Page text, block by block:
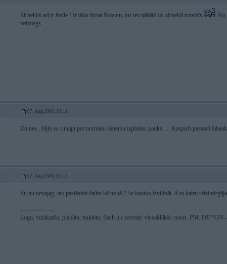
Zirneklis arī ir štelle ! Ir tāda firma Novum, tur tev tāāāāā`du zirnekli uztaisīs
Nu
neizdegs.
07. Aug 2006, 15:11
Da nee , bljin es runaju par normalu sistemu izpludes pauks .... Kaspich pastasti
07. Aug 2006, 15:13
Eu nu nevajag, tak pastāstiet čalim kā no tā 2.5e kautko izvilināt. A to katru reizi
-----------------
Logo, vizītkaršu, plakātu, bukletu, flash u.c izveide. vissaldākās cenas. PM. DE?!GN